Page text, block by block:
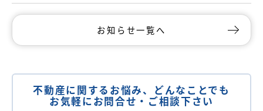
お知らせ一覧へ
不動産に関するお悩み、どんなことでも
お気軽にお問合せ・ご相談下さい